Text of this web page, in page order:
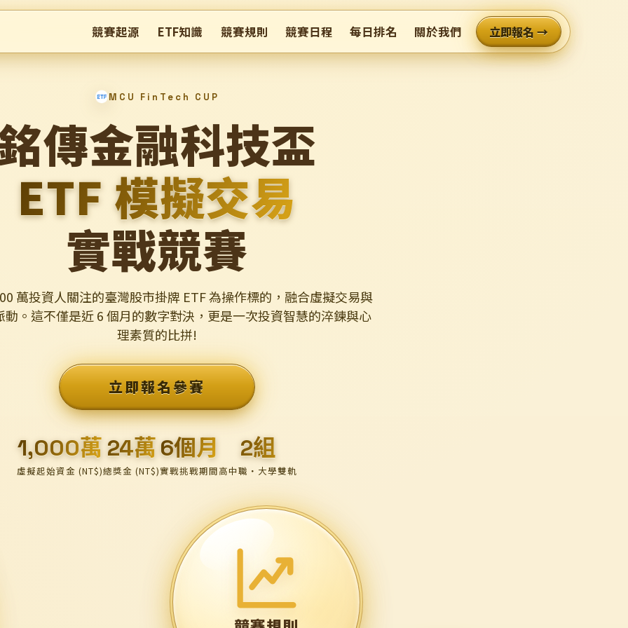
競賽起源 ETF知識 競賽規則 競賽日程 每日排名 關於我們 立即報名 →
MCU FinTech CUP
傳金融科技盃
ETF 模擬交易
實戰競賽
萬投資人關注的臺灣股市掛牌 ETF 為操作標的，融合虛擬交易與
動。這不僅是近 6 個月的數字對決，更是一次投資智慧的淬鍊與心
理素質的比拼!
立即報名參賽
1,000萬
虛擬起始資金 (NT$)
24萬
總獎金 (NT$)
6個月
實戰挑戰期間
2組
高中職・大學雙軌